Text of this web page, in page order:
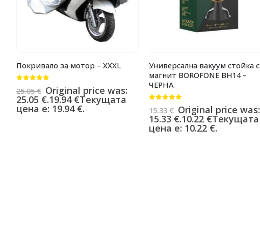
Покривало за мотор – XXXL
25.05€ Original price was:
25.05 €.19.94 €Текущата
цена е: 19.94 €.
Универсална вакуум стойка с
магнит BOROFONE BH14 –
ЧЕРНА
15.33€ Original price was:
15.33 €.10.22 €Текущата
цена е: 10.22 €.